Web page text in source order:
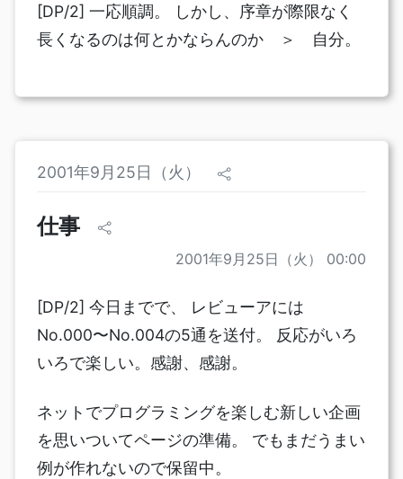
[DP/2] 一応順調。 しかし、序章が際限なく
長くなるのは何とかならんのか ＞ 自分。
2001年9月25日（火）
仕事
2001年9月25日（火） 00:00
[DP/2] 今日までで、 レビューアには
No.000〜No.004の5通を送付。 反応がいろ
いろで楽しい。感謝、感謝。
ネットでプログラミングを楽しむ新しい企画
を思いついてページの準備。 でもまだうまい
例が作れないので保留中。